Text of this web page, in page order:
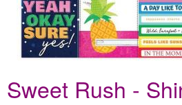
Sweet Rush -